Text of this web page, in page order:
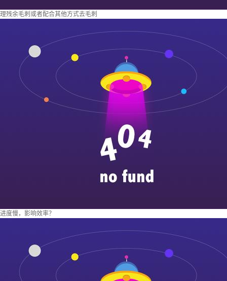
理残余毛刺或者配合其他方式去毛刺
进度慢，影响效率？